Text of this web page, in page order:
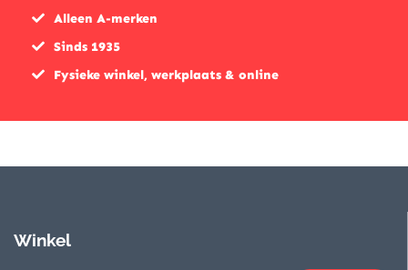
Alleen A-merken
Sinds 1935
Fysieke winkel, werkplaats & online
Winkel